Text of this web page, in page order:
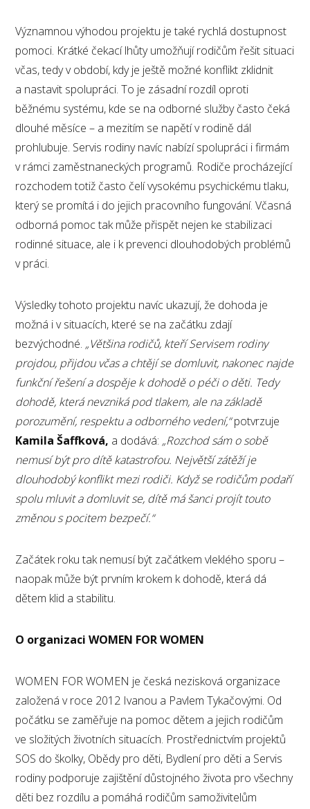
Významnou výhodou projektu je také rychlá dostupnost
pomoci. Krátké čekací lhůty umožňují rodičům řešit situaci
včas, tedy v období, kdy je ještě možné konflikt zklidnit
a nastavit spolupráci. To je zásadní rozdíl oproti
běžnému systému, kde se na odborné služby často čeká
dlouhé měsíce – a mezitím se napětí v rodině dál
prohlubuje. Servis rodiny navíc nabízí spolupráci i firmám
v rámci zaměstnaneckých programů. Rodiče procházející
rozchodem totiž často čelí vysokému psychickému tlaku,
který se promítá i do jejich pracovního fungování. Včasná
odborná pomoc tak může přispět nejen ke stabilizaci
rodinné situace, ale i k prevenci dlouhodobých problémů
v práci.
Výsledky tohoto projektu navíc ukazují, že dohoda je
možná i v situacích, které se na začátku zdají
bezvýchodné. „Většina rodičů, kteří Servisem rodiny
projdou, přijdou včas a chtějí se domluvit, nakonec najde
funkční řešení a dospěje k dohodě o péči o děti. Tedy
dohodě, která nevzniká pod tlakem, ale na základě
porozumění, respektu a odborného vedení,“potvrzuje
Kamila Šaffková, a dodává: „Rozchod sám o sobě
nemusí být pro dítě katastrofou. Největší zátěží je
dlouhodobý konflikt mezi rodiči. Když se rodičům podaří
spolu mluvit a domluvit se, dítě má šanci projít touto
změnou s pocitem bezpečí.“
Začátek roku tak nemusí být začátkem vleklého sporu –
naopak může být prvním krokem k dohodě, která dá
dětem klid a stabilitu.
O organizaci WOMEN FOR WOMEN
WOMEN FOR WOMEN je česká nezisková organizace
založená v roce 2012 Ivanou a Pavlem Tykačovými. Od
počátku se zaměřuje na pomoc dětem a jejich rodičům
ve složitých životních situacích. Prostřednictvím projektů
SOS do školky, Obědy pro děti, Bydlení pro děti a Servis
rodiny podporuje zajištění důstojného života pro všechny
děti bez rozdílu a pomáhá rodičům samoživitelům